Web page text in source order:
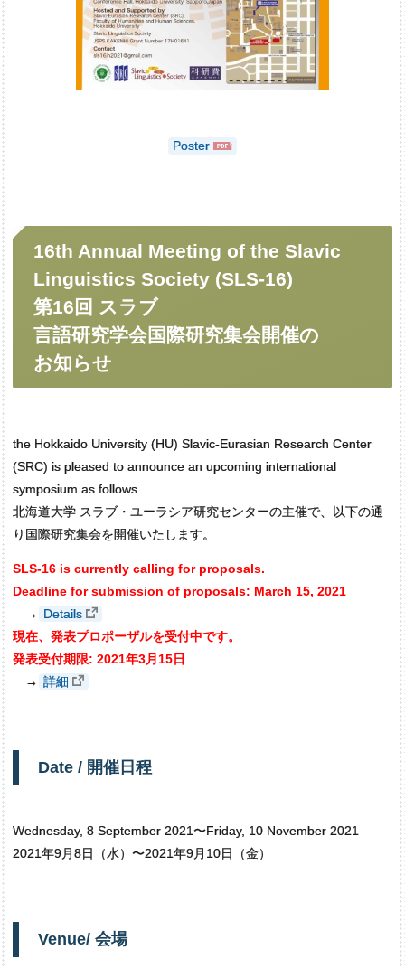
Poster
16th Annual Meeting of the Slavic
Linguistics Society (SLS-16)
第16回 スラブ
言語研究学会国際研究集会開催の
お知らせ
the Hokkaido University (HU) Slavic-Eurasian Research Center
(SRC) is pleased to announce an upcoming international
symposium as follows.
北海道大学 スラブ・ユーラシア研究センターの主催で、以下の通
り国際研究集会を開催いたします。
SLS-16 is currently calling for proposals.
Deadline for submission of proposals: March 15, 2021
→ Details
現在、発表プロポーザルを受付中です。
発表受付期限: 2021年3月15日
→ 詳細
Date / 開催日程
Wednesday, 8 September 2021〜Friday, 10 November 2021
2021年9月8日（水）〜2021年9月10日（金）
Venue/ 会場